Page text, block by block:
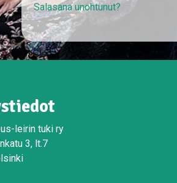
Salasana unohtunut?
leirin tuki ry
3, lt.7